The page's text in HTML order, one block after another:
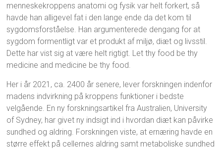
menneskekroppens anatomi og fysik var helt forkert, så
havde han alligevel fat i den lange ende da det kom til
sygdomsforståelse. Han argumenterede dengang for at
sygdom formentligt var et produkt af miljø, diæt og livsstil.
Dette har vist sig at være helt rigtigt. Let thy food be thy
medicine and medicine be thy food.
Her i år 2021, ca. 2400 år senere, lever forskningen indenfor
madens indvirkning på kroppens funktioner i bedste
velgående. En ny forskningsartikel fra Australien, University
of Sydney, har givet ny indsigt ind i hvordan diæt kan påvirke
sundhed og aldring. Forskningen viste, at ernæring havde en
større effekt på cellernes aldring samt metaboliske sundhed